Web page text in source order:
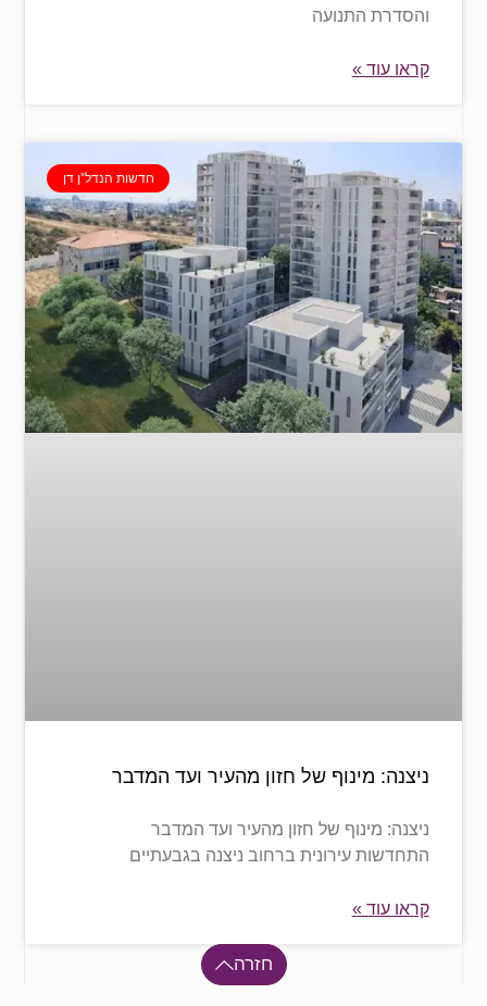
והסדרת התנועה
קראו עוד »
חדשות הנדל"ן דן
ניצנה: מינוף של חזון מהעיר ועד המדבר
ניצנה: מינוף של חזון מהעיר ועד המדבר
התחדשות עירונית ברחוב ניצנה בגבעתיים
קראו עוד »
חזרה